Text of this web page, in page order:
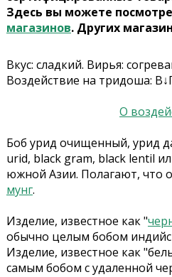
Здесь вы можете
магазинов. Других
Вкус: сладкий. Вирья:
Воздействие на тридоша:
О
Боб урид очищенный, урид
urid, black gram, black lentil
южной Азии. Полагают, что
мунг.
Изделие, известное как "
обычно целым бобом
Изделие, известное как
самым бобом с удаленной